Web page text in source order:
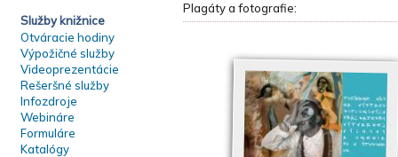
Služby knižnice
Otváracie hodiny
Výpožičné služby
Videoprezentácie
Rešeršné služby
Infozdroje
Webináre
Formuláre
Katalógy
Plagáty a fotografie: